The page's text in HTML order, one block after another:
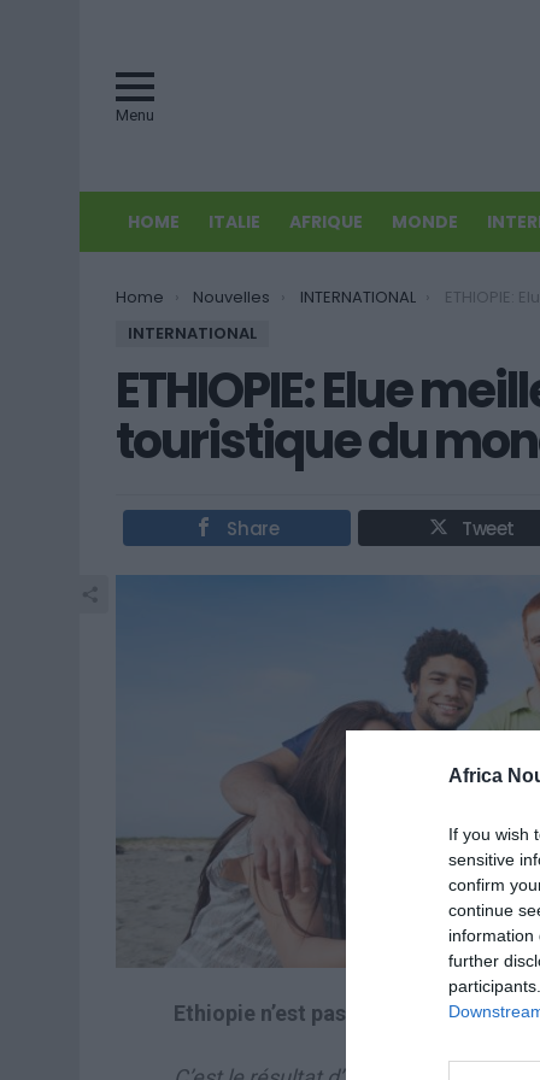
Africa
If you wish
sensitive
confirm
continue
information
further
Menu
HOME ITALIE AFRIQUE MONDE
You are here:
Home Nouvelles INTERNATIONAL
ETHIOPIE: Elue
INTERNATIONAL
ETHIOPIE: Elue
touristique du
Share Tweet
Ethiopie n’est pas utopie!